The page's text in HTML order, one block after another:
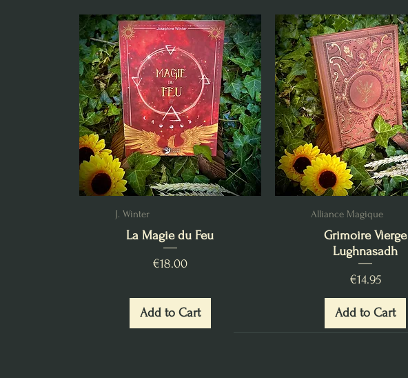
J. Winter
La Magie du Feu
Price
€18.00
Add to Cart
Alliance Magique
Grimoire Vierge
Lughnasadh
Price
€14.95
Add to Cart